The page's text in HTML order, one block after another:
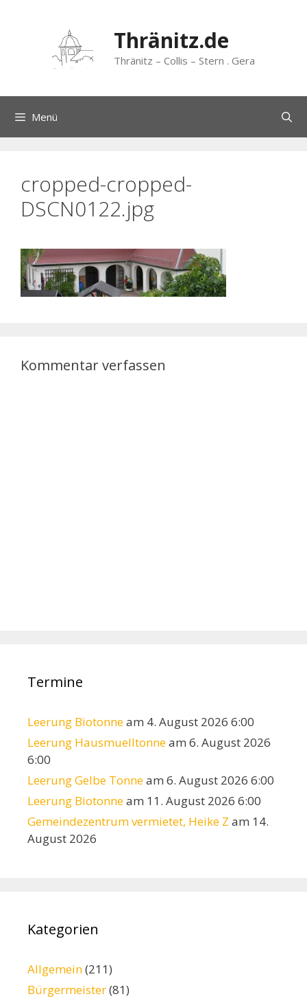
springen
Thränitz.de
Thränitz – Collis – Stern . Gera
Menü
cropped-cropped-
DSCN0122.jpg
Kommentar verfassen
Termine
Leerung Biotonneam 4. August 2026 6:00
Leerung Hausmuelltonneam 6. August 2026
6:00
Leerung Gelbe Tonneam 6. August 2026 6:00
Leerung Biotonneam 11. August 2026 6:00
Gemeindezentrum vermietet, Heike Z am 14.
August 2026
Kategorien
Allgemein(211)
Bürgermeister(81)